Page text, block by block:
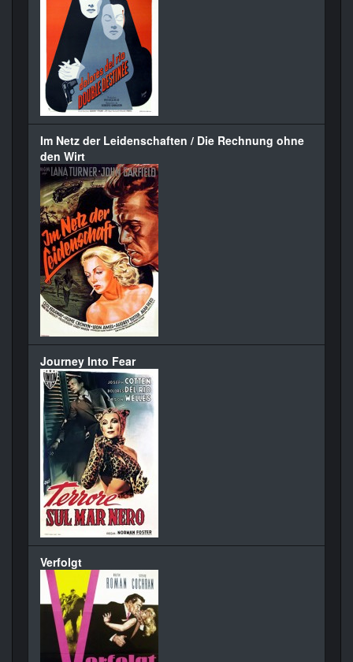
Im Netz der Leidenschaften / Die Rechnung ohne
den Wirt
Journey Into Fear
Verfolgt